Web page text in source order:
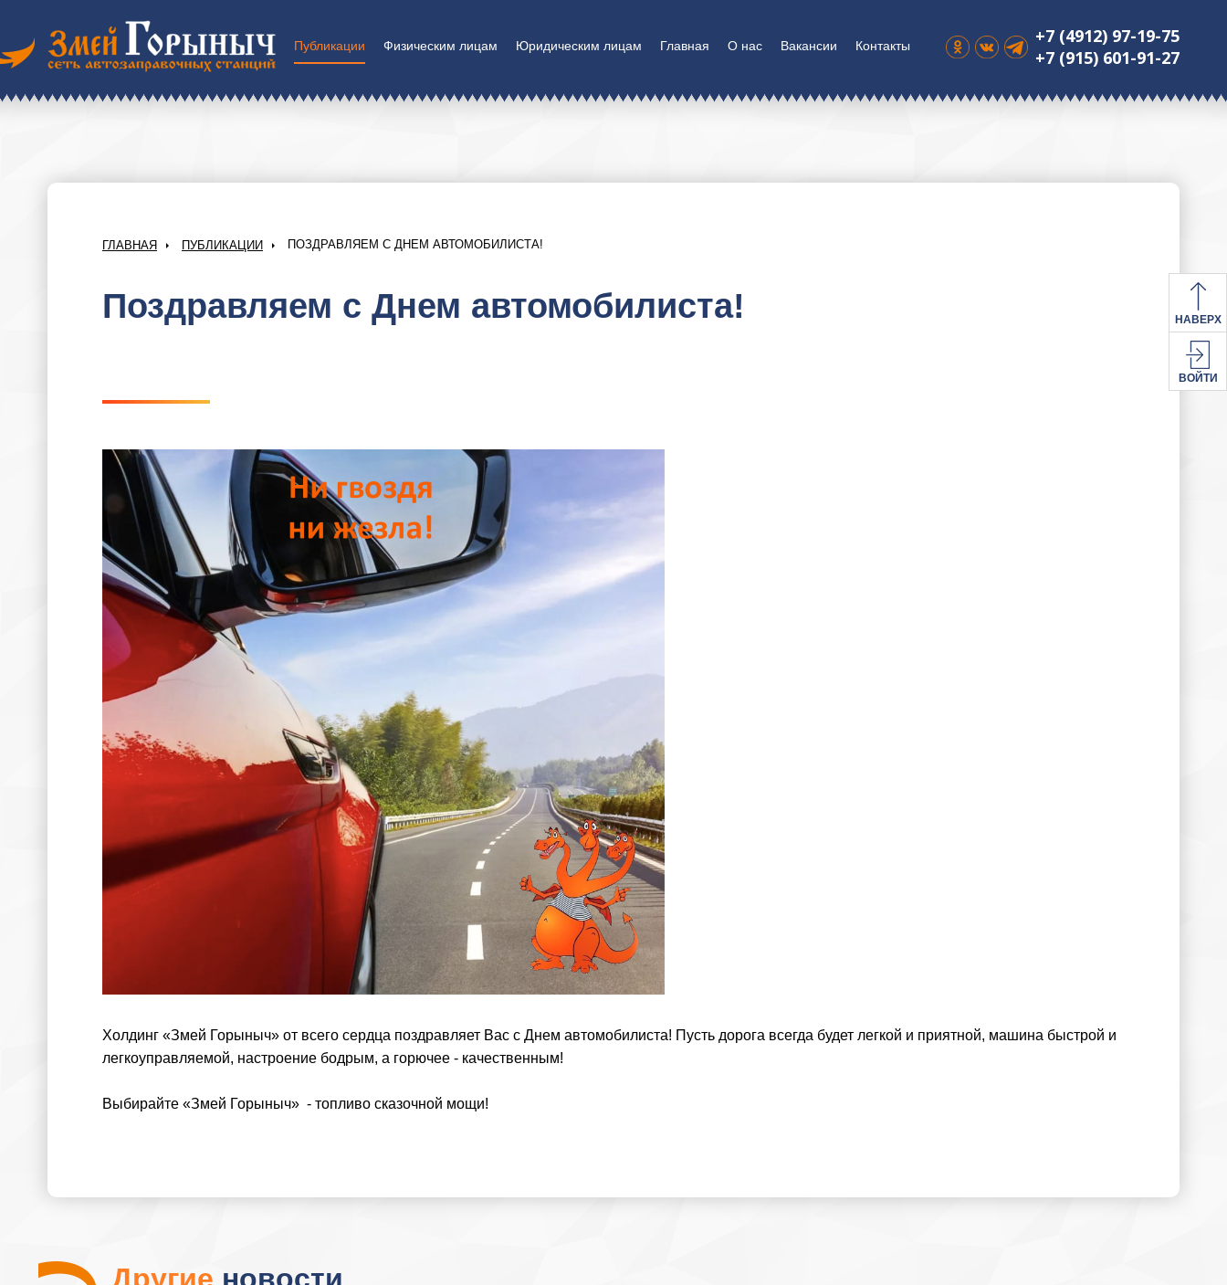
НАВЕРХ
ВОЙТИ
Публикации Физическим лицам Юридическим лицам Главная О нас Вакансии Контакты
+7 (4912) 97-19-75
+7 (915) 601-91-27
ГЛАВНАЯ ПУБЛИКАЦИИ ПОЗДРАВЛЯЕМ С ДНЕМ АВТОМОБИЛИСТА!
Поздравляем с Днем автомобилиста!
Холдинг «Змей Горыныч» от всего сердца поздравляет Вас с Днем автомобилиста! Пусть дорога всегда будет легкой и приятной, машина быстрой и
легкоуправляемой, настроение бодрым, а горючее - качественным!
Выбирайте «Змей Горыныч» - топливо сказочной мощи!